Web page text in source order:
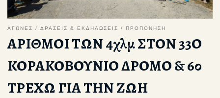
ΑΓΩΝΕΣ ΔΡΑΣΕΙΣ & ΕΚΔΗΛΩΣΕΙΣ ΠΡΟΠΟΝΗΣΗ
ΑΡΙΘΜΟΙ ΤΩΝ 4χλμ ΣΤΟΝ 33Ο
ΚΟΡΑΚΟΒΟΥΝΙΟ ΔΡΟΜΟ & 6ο
ΤΡΕΧΩ ΓΙΑ ΤΗΝ ΖΩΗ